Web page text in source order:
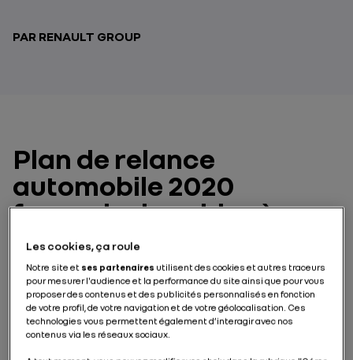
PAR RENAULT GROUP
Plan de relance
automobile 2020
français : les aides à
l’achat
Suite à l’épidémie de coronavirus, les pouvoirs publics
français ont établi un plan de relance dédié en partie
à l’automobile. Il concerne entre autres le bonus
écologique, qui a été renforcé, mais aussi la nouvelle
prime à la conversion, dont le montant comme le
périmètre ont été augmentés.
Les cookies, ça roule
Notre site et ses partenaires utilisent des cookies et autres traceurs
pour mesurer l'audience et la performance du site ainsi que pour vous
proposer des contenus et des publicités personnalisés en fonction
de votre profil, de votre navigation et de votre géolocalisation. Ces
technologies vous permettent également d’interagir avec nos
contenus via les réseaux sociaux.